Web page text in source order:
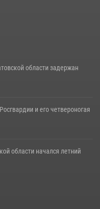
области задержан
и его четвероногая
области начался летний